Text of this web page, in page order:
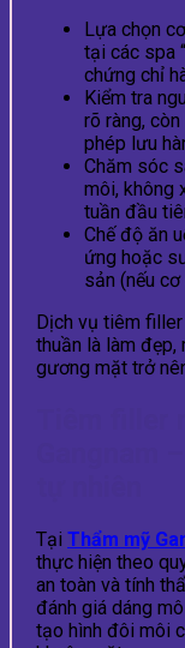
Lựa chọn
tại các spa
chứng chỉ
Kiểm tra
rõ ràng,
phép lưu
Chăm sóc
môi, không
tuần đầu
Chế độ ăn
ứng hoặc
sản (nếu
Dịch vụ tiêm
thuần là làm đẹp,
gương mặt trở
Tại Thẩm mỹ
thực hiện theo
an toàn và tính
đánh giá dáng
tạo hình đôi môi